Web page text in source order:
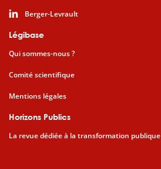
Berger-Levrault
Légibase
Qui sommes-nous ?
Comité scientifique
Mentions légales
Horizons Publics
La revue dédiée à la transformation publique